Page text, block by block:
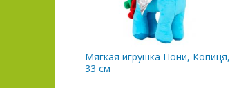
Мягкая игрушка Пони, Копиця,
33 см